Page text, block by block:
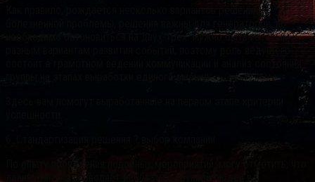
болезненной проблемы, решения важны для генераторов, но
необходимо остановиться на двух-трех. Нужно быть готовым к
группы на этапах выработки единого мнения.
По опыту проведения подобных мероприятий, могу отметить, что
данный метод позволяет работать с группой людей в